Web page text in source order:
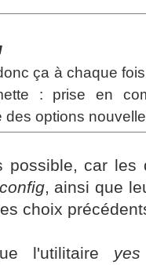
ça à chaque
: prise en
des options
possible, car les
, ainsi que
choix
l'utilitaire yes